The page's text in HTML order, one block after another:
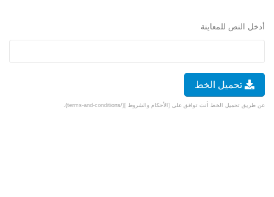
أدخل النص للمعاينة
تحميل الخط
عن طريق تحميل الخط أنت توافق على [الأحكام والشروط ](/terms-and-conditions).